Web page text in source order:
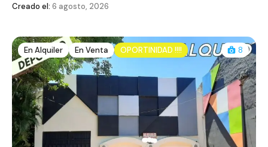
Creado el: 6 agosto, 2026
En Alquiler En Venta OPORTINIDAD !!!! 8